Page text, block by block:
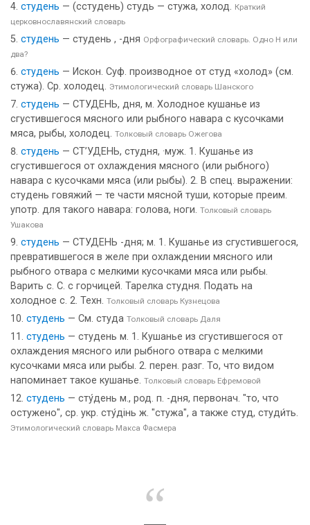
студень — (сстудень) студь — стужа, холод. Краткий
церковнославянский словарь
студень — студень , -дня Орфографический словарь. Одно Н или
два?
студень — Искон. Суф. производное от студ «холод» (см.
стужа). Ср. холодец. Этимологический словарь Шанского
студень — СТУДЕНЬ, дня, м. Холодное кушанье из
сгустившегося мясного или рыбного навара с кусочками
мяса, рыбы, холодец. Толковый словарь Ожегова
студень — СТ’УДЕНЬ, студня, ·муж. 1. Кушанье из
сгустившегося от охлаждения мясного (или рыбного)
навара с кусочками мяса (или рыбы). 2. В спец. выражении:
студень говяжий — те части мясной туши, которые преим.
употр. для такого навара: голова, ноги. Толковый словарь
Ушакова
студень — СТУДЕНЬ -дня; м. 1. Кушанье из сгустившегося,
превратившегося в желе при охлаждении мясного или
рыбного отвара с мелкими кусочками мяса или рыбы.
Варить с. С. с горчицей. Тарелка студня. Подать на
холодное с. 2. Техн. Толковый словарь Кузнецова
студень — См. студа Толковый словарь Даля
студень — студень м. 1. Кушанье из сгустившегося от
охлаждения мясного или рыбного отвара с мелкими
кусочками мяса или рыбы. 2. перен. разг. То, что видом
напоминает такое кушанье. Толковый словарь Ефремовой
студень — сту́день м., род. п. -дня, первонач. "то, что
остужено", ср. укр. сту́дiнь ж. "стужа", а также студ, студи́ть.
Этимологический словарь Макса Фасмера